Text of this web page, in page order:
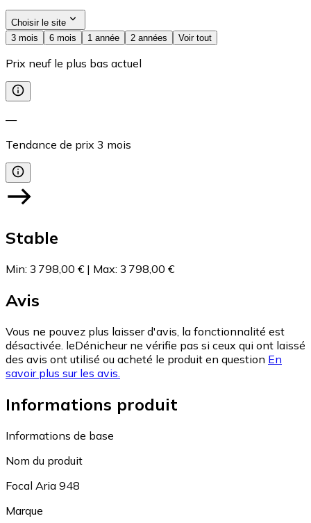
Choisir le site
3 mois
6 mois 1 année 2 années Voir tout
Prix neuf le plus bas actuel
—
Tendance de prix 3 mois
Stable
Min: 3 798,00 € | Max: 3 798,00 €
Avis
Vous ne pouvez plus laisser d'avis, la fonctionnalité est
désactivée. leDénicheur ne vérifie pas si ceux qui ont laissé
des avis ont utilisé ou acheté le produit en question En
savoir plus sur les avis.
Informations produit
Informations de base
Nom du produit
Focal Aria 948
Marque